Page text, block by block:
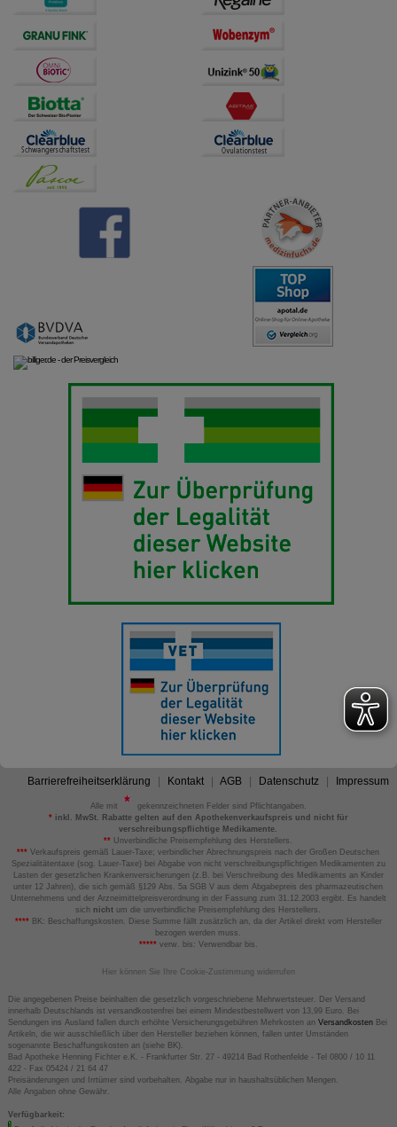
Informationen über die Art und Weise der Nutzung
unserer Website sammeln, mit deren Hilfe wir unsere
Website weiter für Sie optimieren können, den Inhalt
auf unserer Website aber auch die Werbung auf
Drittseiten möglichst relevant für Sie zu gestalten.
Bitte beachten Sie, dass Daten hierfür teilweise an
Dritte wie z.B. Google oder soziale Medien
übertragen werden.
Barrierefreiheitserklärung Kontakt AGB Datenschutz Impressum
Alle mit
gekennzeichneten Felder sind Pflichtangaben.
*inkl. MwSt. Rabatte gelten auf den Apothekenverkaufspreis und nicht für
verschreibungspflichtige Medikamente.
** Unverbindliche Preisempfehlung des Herstellers.
*** Verkaufspreis gemäß Lauer-Taxe; verbindlicher Abrechnungspreis nach der Großen Deutschen
Spezialitätentaxe (sog. Lauer-Taxe) bei Abgabe von nicht verschreibungspflichtigen Medikamenten zu
Lasten der gesetzlichen Krankenversicherungen (z.B. bei Verschreibung des Medikaments an Kinder
unter 12 Jahren), die sich gemäß §129 Abs. 5a SGB V aus dem Abgabepreis des pharmazeutischen
Unternehmens und der Arzneimittelpreisverordnung in der Fassung zum 31.12.2003 ergibt. Es handelt
sich nicht um die unverbindliche Preisempfehlung des Herstellers.
****BK: Beschaffungskosten. Diese Summe fällt zusätzlich an, da der Artikel direkt vom Hersteller
bezogen werden muss.
*****verw. bis: Verwendbar bis.
Hier können Sie Ihre Cookie-Zustimmung widerrufen
Die angegebenen Preise beinhalten die gesetzlich vorgeschriebene Mehrwertsteuer. Der Versand
innerhalb Deutschlands ist versandkostenfrei bei einem Mindestbestellwert von 13,99 Euro. Bei
Sendungen ins Ausland fallen durch erhöhte Versicherungsgebühren Mehrkosten an VersandkostenBei
Artikeln, die wir ausschließlich über den Hersteller beziehen können, fallen unter Umständen
sogenannte Beschaffungskosten an (siehe BK).
Bad Apotheke Henning Fichter e.K. - Frankfurter Str. 27 - 49214 Bad Rothenfelde - Tel 0800 / 10 11
422 - Fax 05424 / 21 64 47
Preisänderungen und Irrtümer sind vorbehalten. Abgabe nur in haushaltsüblichen Mengen.
Alle Angaben ohne Gewähr.
Verfügbarkeit: